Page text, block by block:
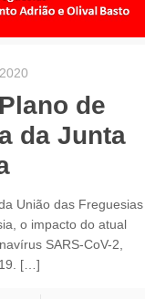
de
da Junta
União das Freguesias
o impacto do atual
SARS-CoV-2,
[…]